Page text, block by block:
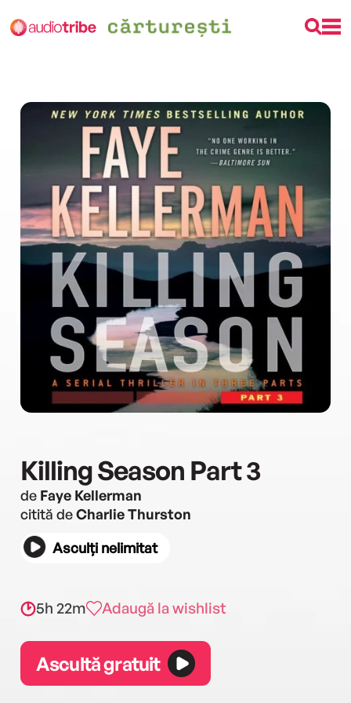
Killing Season Part 3
de Faye Kellerman
citită deCharlie Thurston
Asculți nelimitat
5h 22m Adaugă la wishlist
Ascultă gratuit